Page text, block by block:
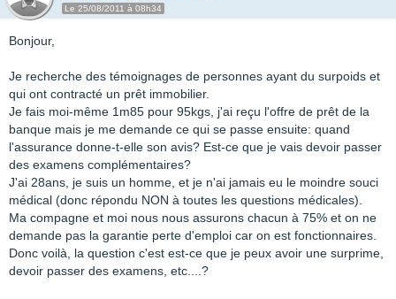
Le 25/08/2011 à 08h34
Bonjour,
Je recherche des témoignages de personnes ayant du surpoids et
qui ont contracté un prêt immobilier.
Je fais moi-même 1m85 pour 95kgs, j'ai reçu l'offre de prêt de la
banque mais je me demande ce qui se passe ensuite: quand
l'assurance donne-t-elle son avis? Est-ce que je vais devoir passer
des examens complémentaires?
J'ai 28ans, je suis un homme, et je n'ai jamais eu le moindre souci
médical (donc répondu NON à toutes les questions médicales).
Ma compagne et moi nous nous assurons chacun à 75% et on ne
demande pas la garantie perte d'emploi car on est fonctionnaires.
Donc voilà, la question c'est est-ce que je peux avoir une surprime,
devoir passer des examens, etc....?